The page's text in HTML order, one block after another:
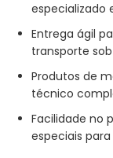
especializado
Entrega ágil
transporte
Produtos de
técnico
Facilidade no
especiais